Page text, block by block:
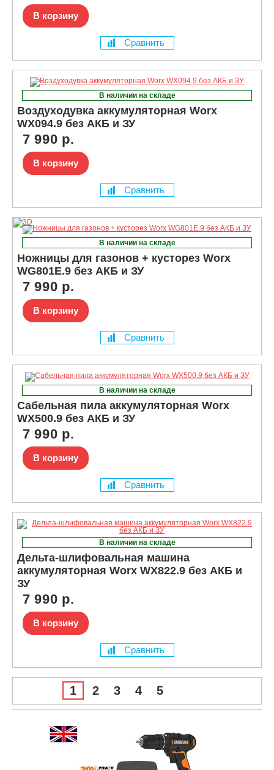
В корзину
Сравнить
В наличии на складе
Воздуходувка аккумуляторная Worx
WX094.9 без АКБ и ЗУ
7 990 р.
В корзину
Сравнить
В наличии на складе
Ножницы для газонов + кусторез Worx
WG801E.9 без АКБ и ЗУ
7 990 р.
В корзину
Сравнить
В наличии на складе
Сабельная пила аккумуляторная Worx
WX500.9 без АКБ и ЗУ
7 990 р.
В корзину
Сравнить
В наличии на складе
Дельта-шлифовальная машина
аккумуляторная Worx WX822.9 без АКБ и
ЗУ
7 990 р.
В корзину
Сравнить
1 2 3 4 5